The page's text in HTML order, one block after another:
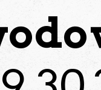
do